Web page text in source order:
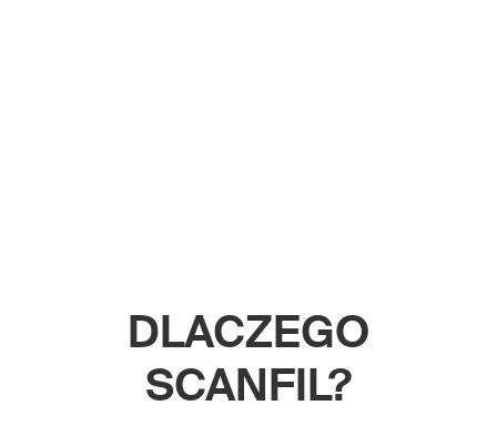
DLACZEGO
SCANFIL?